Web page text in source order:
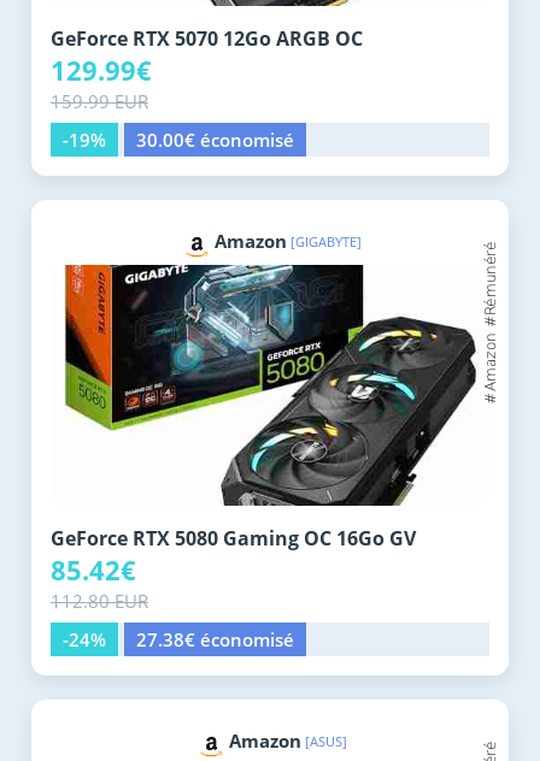
GeForce RTX 5070 12Go ARGB OC
129.99€
159.99 EUR
-19%
30.00€ économisé
Amazon [GIGABYTE]
GeForce RTX 5080 Gaming OC 16Go GV
85.42€
112.80 EUR
-24%
27.38€ économisé
Amazon [ASUS]